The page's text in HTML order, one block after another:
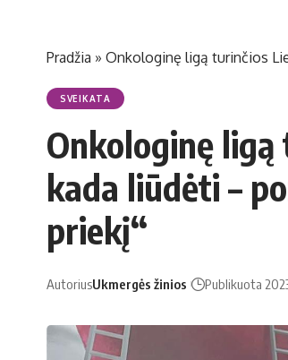
Pradžia » Onkologinę ligą turinčios
SVEIKATA
Onkologinę ligą
kada liūdėti –
priekį“
AutoriusUkmergės žinios Publikuota